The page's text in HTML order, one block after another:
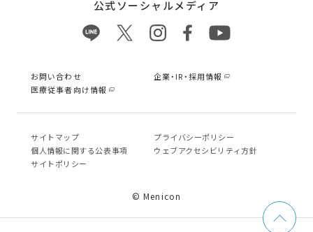
公式ソーシャルメディア
お問い合わせ
企業・IR・採用情報
医療従事者向け情報
サイトマップ
プライバシーポリシー
個⼈情報に関する公表事項
ウェブアクセシビリティ方針
サイトポリシー
© Menicon